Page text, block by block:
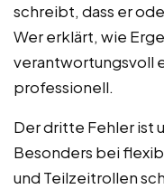
schreibt, dass er
Wer erklärt, wie
verantwortungsvoll
professionell.
Der dritte Fehler ist
Besonders bei
und Teilzeitrollen